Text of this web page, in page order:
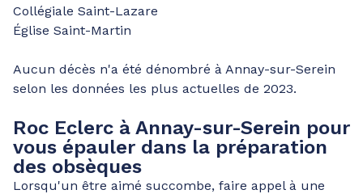
Collégiale Saint-Lazare
Église Saint-Martin
Aucun décès n'a été dénombré à Annay-sur-Serein
selon les données les plus actuelles de 2023.
Roc Eclerc à Annay-sur-Serein pour
vous épauler dans la préparation
des obsèques
Lorsqu'un être aimé succombe, faire appel à une